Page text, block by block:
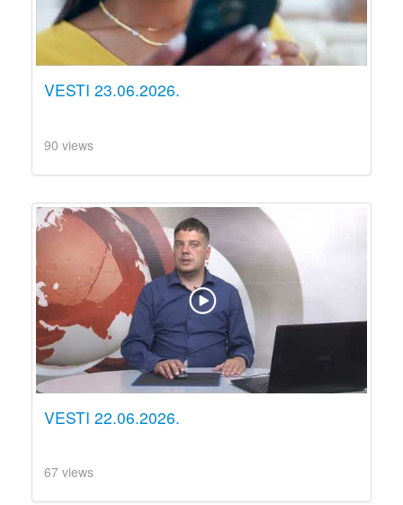
VESTI 23.06.2026.
90 views
VESTI 22.06.2026.
67 views